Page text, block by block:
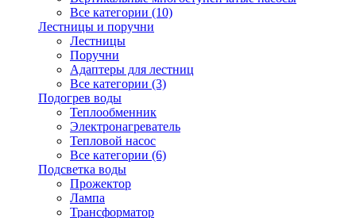
Все категории (10)
Лестницы и поручни
Лестницы
Поручни
Адаптеры для лестниц
Все категории (3)
Подогрев воды
Теплообменник
Электронагреватель
Тепловой насос
Все категории (6)
Подсветка воды
Прожектор
Лампа
Трансформатор